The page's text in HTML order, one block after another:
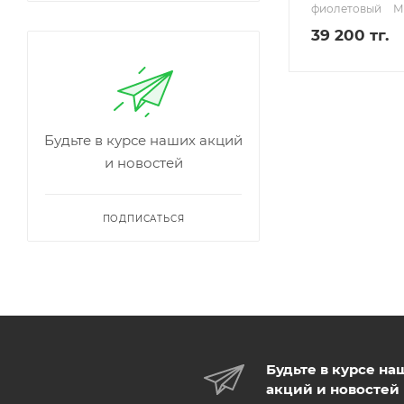
Будьте в курсе наших акций
и новостей
ПОДПИСАТЬСЯ
фиолетовый
39 200 тг.
Будьте в курсе
акций и новостей